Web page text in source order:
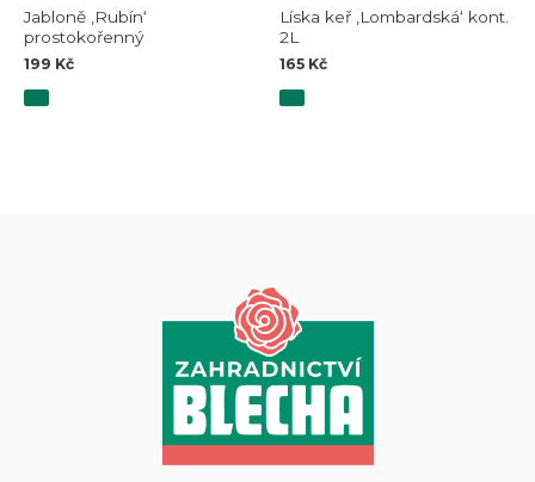
Jabloně ‚Rubín‘
prostokořenný
199 Kč
Líska keř ‚Lombardská‘ kont.
2L
165 Kč